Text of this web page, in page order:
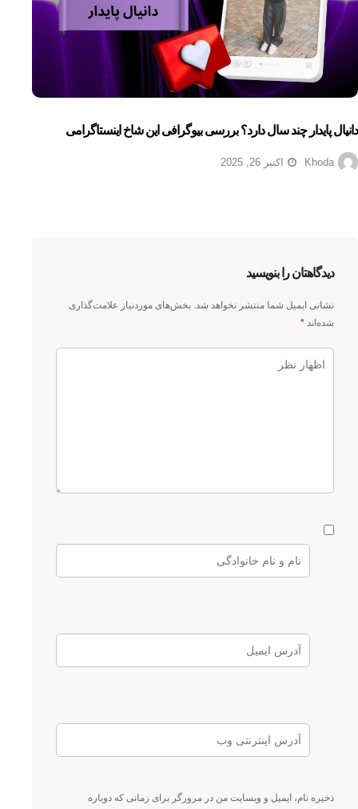
دانیال پایدار چند سال دارد؟ بررسی بیوگرافی این شاخ اینستاگرامی
Khoda اکتبر 26, 2025
دیدگاهتان را بنویسید
نشانی ایمیل شما منتشر نخواهد شد. بخش‌های موردنیاز علامت‌گذاری
شده‌اند *
ذخیره نام، ایمیل و وبسایت من در مرورگر برای زمانی که دوباره